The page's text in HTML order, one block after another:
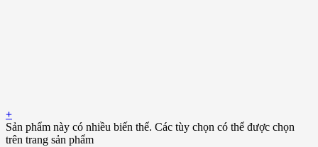
+
Sản phẩm này có nhiều biến thể. Các tùy chọn có thể được chọn
trên trang sản phẩm